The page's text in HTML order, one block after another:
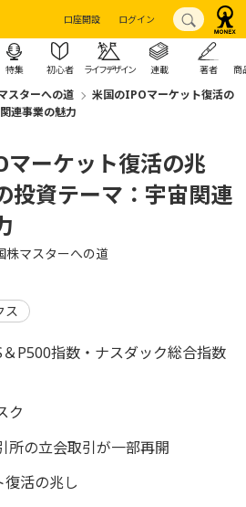
口座開設 ログイン
特集 初心者 ライフデザイン 連載 著者 商
スターへの道
米国のIPOマーケット復活の
連事業の魅力
マーケット復活の兆
投資テーマ：宇宙関連
株マスターへの道
ス
P500指数・ナスダック総合指数
ク
所の立会取引が一部再開
活の兆し